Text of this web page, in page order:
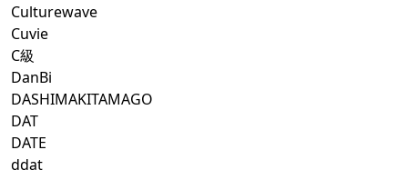
Culturewave
Cuvie
C級
DanBi
DASHIMAKITAMAGO
DAT
DATE
ddat